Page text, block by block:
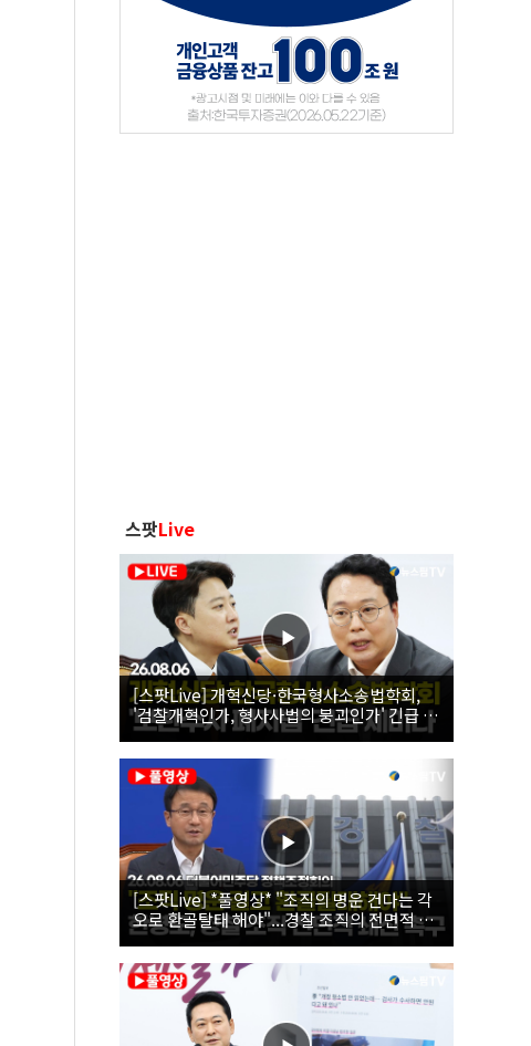
스팟Live
[스팟Live] 개혁신당·한국형사소송법학회,
'검찰개혁인가, 형사사법의 붕괴인가' 긴급 세
미나｜26.08.06
[스팟Live] *풀영상* "조직의 명운 건다는 각
오로 환골탈태 해야"...경찰 조직의 전면적 쇄
신 촉구한 한병도 | 26.08.06 더불어민주당 정
책조정회의